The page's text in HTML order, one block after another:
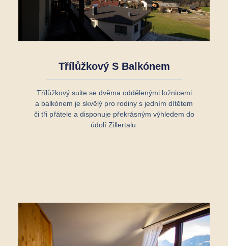
Třílůžkový S Balkónem
Třílůžkový suite se dvěma oddělenými ložnicemi
a balkónem je skvělý pro rodiny s jedním dítětem
či tři přátele a disponuje překrásným výhledem do
údolí Zillertalu.